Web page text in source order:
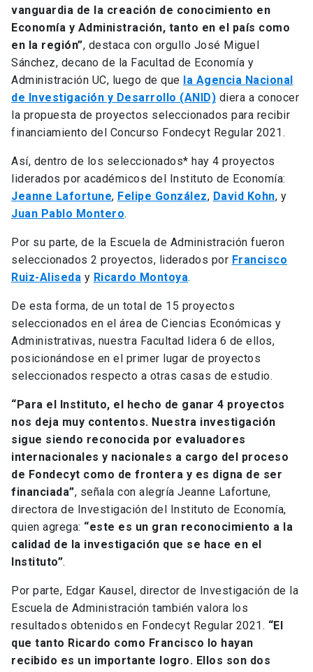
vanguardia de la creación de conocimiento en
Economía y Administración, tanto en el país como
en la región”, destaca con orgullo José Miguel
Sánchez, decano de la Facultad de Economía y
Administración UC, luego de que la Agencia Nacional
de Investigación y Desarrollo (ANID) diera a conocer
la propuesta de proyectos seleccionados para recibir
financiamiento del Concurso Fondecyt Regular 2021.
Así, dentro de los seleccionados* hay 4 proyectos
liderados por académicos del Instituto de Economía:
Jeanne Lafortune, Felipe González, David Kohn, y
Juan Pablo Montero.
Por su parte, de la Escuela de Administración fueron
seleccionados 2 proyectos, liderados por Francisco
Ruiz-Aliseda y Ricardo Montoya.
De esta forma, de un total de 15 proyectos
seleccionados en el área de Ciencias Económicas y
Administrativas, nuestra Facultad lidera 6 de ellos,
posicionándose en el primer lugar de proyectos
seleccionados respecto a otras casas de estudio.
“Para el Instituto, el hecho de ganar 4 proyectos
nos deja muy contentos. Nuestra investigación
sigue siendo reconocida por evaluadores
internacionales y nacionales a cargo del proceso
de Fondecyt como de frontera y es digna de ser
financiada”, señala con alegría Jeanne Lafortune,
directora de Investigación del Instituto de Economía,
quien agrega: “este es un gran reconocimiento a la
calidad de la investigación que se hace en el
Instituto”.
Por parte, Edgar Kausel, director de Investigación de la
Escuela de Administración también valora los
resultados obtenidos en Fondecyt Regular 2021. “El
que tanto Ricardo como Francisco lo hayan
recibido es un importante logro. Ellos son dos